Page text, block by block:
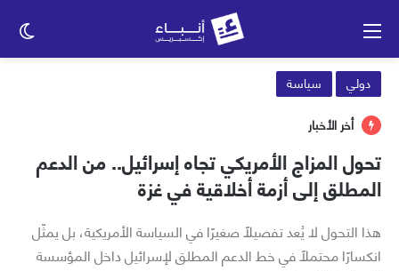
دولي
سياسة
أخر الأخبار
تحول المزاج الأمريكي تجاه إسرائيل.. من الدعم
المطلق إلى أزمة أخلاقية في غزة
هذا التحول لا يُعد تفصيلاً صغيرًا في السياسة الأمريكية، بل يمثّل
انكسارًا محتملاً في خط الدعم المطلق لإسرائيل داخل المؤسسة